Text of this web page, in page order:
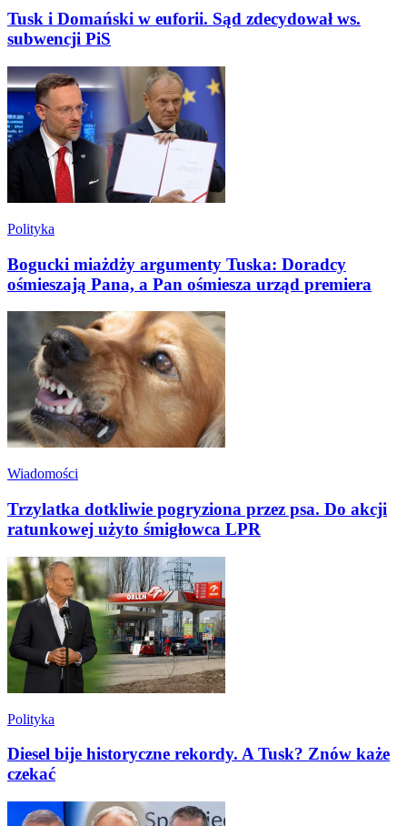
Tusk i Domański w euforii. Sąd zdecydował ws.
subwencji PiS
Polityka
Bogucki miażdży argumenty Tuska: Doradcy
ośmieszają Pana, a Pan ośmiesza urząd premiera
Wiadomości
Trzylatka dotkliwie pogryziona przez psa. Do akcji
ratunkowej użyto śmigłowca LPR
Polityka
Diesel bije historyczne rekordy. A Tusk? Znów każe
czekać